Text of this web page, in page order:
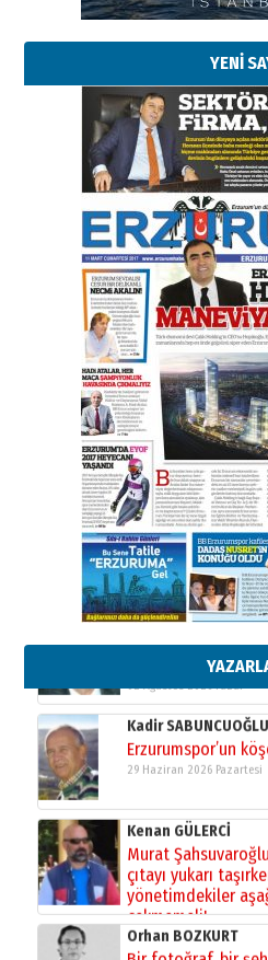
YENİ
29 Haziran 2026 Pazartesi
Kenan GÜLERCİ
Murat Şahsuvaroğlu
çıtayı yukarı
yönetimdekiler
çekmemeli!
17 Şubat 2026 SalıOrhan BOZKURT
Bir fotoğraf, bir
gazeteci…
elinde?
31 Mart 2026 Salı
A. Berhan Yılmaz
BİR BÖLÜM DEĞİL,
SEÇİYORSUNUZ…
ATATÜRK
28 Temmuz 2026 Salı
Ahmet Gökhan
Ahmed Yesevi’den
”Reisimiz” idi…
26 Mart 2026 Perşembe
Cem Bakırcı
Ardında bıraktığı
gönül adamı Faruk
13 Mayıs 2026 Çarşamba
Esat BİNDESEN
Başkan
02 Ağustos 2026 Pazar
Kadir SABUNCUOĞLU
Erzurumspor’un
29 Haziran 2026 Pazartesi
Kenan GÜLERCİ
Murat Şahsuvaroğlu
çıtayı yukarı
yönetimdekiler
çekmemeli!
17 Şubat 2026 SalıOrhan BOZKURT
Bir fotoğraf, bir
gazeteci… Dizginler